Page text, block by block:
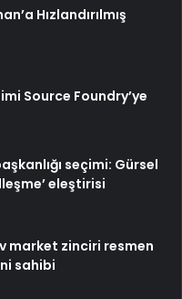
Hızlandırılmış
Source Foundry’ye
seçimi: Gürsel
eleştirisi
market zinciri resmen
sahibi